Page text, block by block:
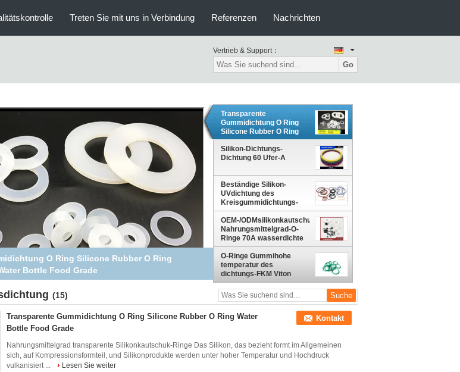
Treten Sie mit uns in Verbindung Referenzen Nachrichten
Vertrieb & Support：
Go
Dichtung 60 Ufer-A
Transparente
Gummidichtung O Ring
Silicone Rubber O Ring
Water Bottle Food Grade
Silikon-Dichtungs-
Dichtung 60 Ufer-A
Beständige Silikon-
UVdichtung des
Kreisgummidichtungs-
undichte Beweis-60A
OEM-/ODMsilikonkautschuk-
Nahrungsmittelgrad-O-
Ringe 70A wasserdichte
Silikon-Dichtungs-
Dichtung
O-Ringe Gummihohe
temperatur des
dichtungs-FKM Viton
Silikon-70A des Grün-
NBR beständig
(15)
Transparente Gummidichtung O Ring Silicone Rubber O Ring Water
Bottle Food Grade
Kontakt
Nahrungsmittelgrad transparente Silikonkautschuk-Ringe Das Silikon, das bezieht formt im Allgemeinen
sich, auf Kompressionsformteil, und Silikonprodukte werden unter hoher Temperatur und Hochdruck
vulkanisiert ...
Lesen Sie weiter